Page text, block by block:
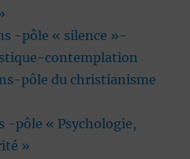
-pôle « silence »-
contemplation
pôle du christianisme
-pôle « Psychologie,
»